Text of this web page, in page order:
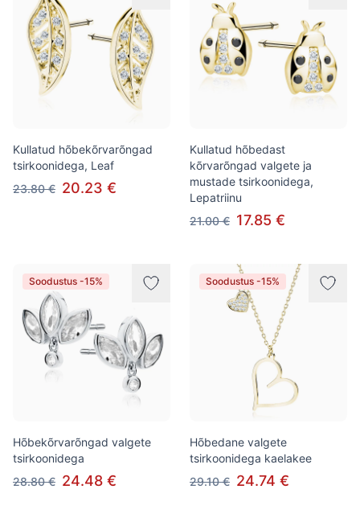
Kullatud hõbekõrvarõngad
tsirkoonidega, Leaf
23.80 € 20.23 €
Kullatud hõbedast
kõrvarõngad valgete ja
mustade tsirkoonidega,
Lepatriinu
21.00 € 17.85 €
Soodustus -15%
Hõbekõrvarõngad valgete
tsirkoonidega
28.80 € 24.48 €
Soodustus -15%
Hõbedane valgete
tsirkoonidega kaelakee
29.10 € 24.74 €